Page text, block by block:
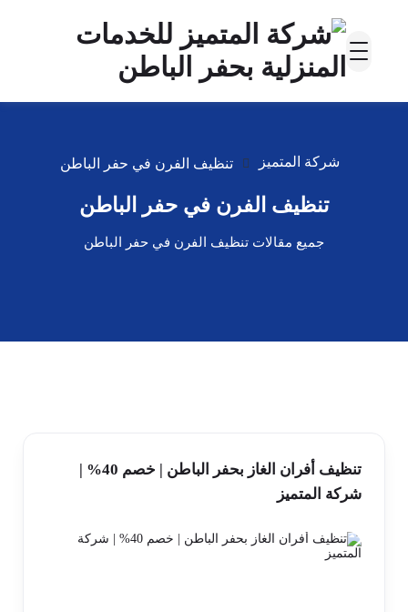
شركة المتميز تنظيف الفرن في حفر الباطن
تنظيف الفرن في حفر الباطن
جميع مقالات تنظيف الفرن في حفر الباطن
تنظيف أفران الغاز بحفر الباطن | خصم 40% |
شركة المتميز